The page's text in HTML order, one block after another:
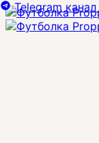
Telegram канал